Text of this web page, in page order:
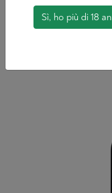
Sì, ho più di 18